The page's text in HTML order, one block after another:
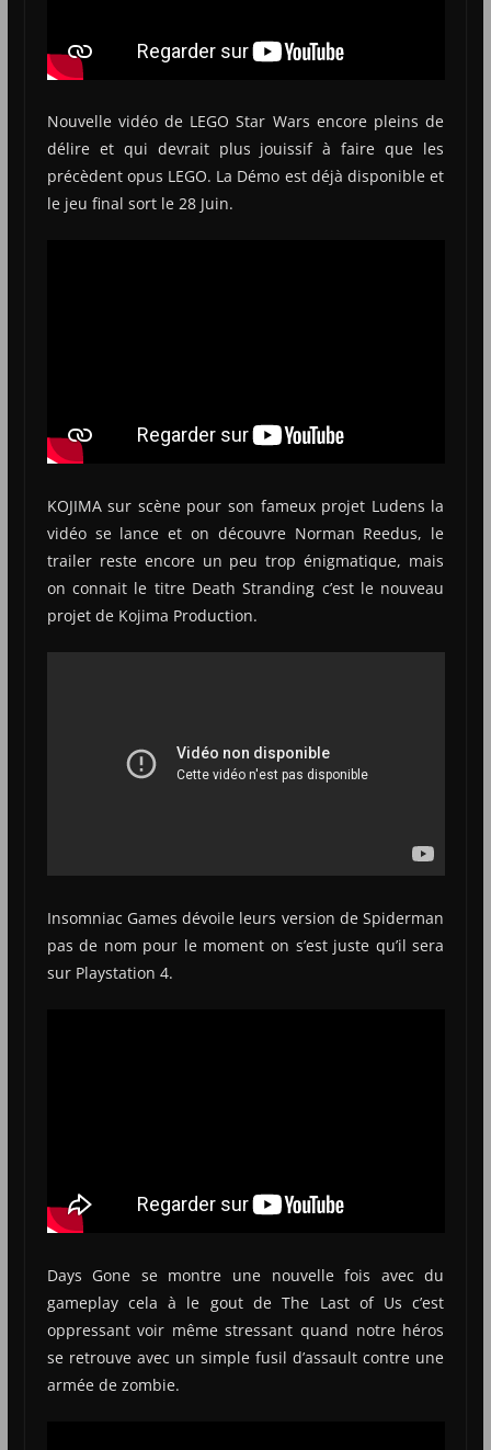
Nouvelle vidéo de LEGO Star Wars encore pleins de
délire et qui devrait plus jouissif à faire que les
précèdent opus LEGO. La Démo est déjà disponible et
le jeu final sort le 28 Juin.
KOJIMA sur scène pour son fameux projet Ludens la
vidéo se lance et on découvre Norman Reedus, le
trailer reste encore un peu trop énigmatique, mais
on connait le titre Death Stranding c’est le nouveau
projet de Kojima Production.
Insomniac Games dévoile leurs version de Spiderman
pas de nom pour le moment on s’est juste qu’il sera
sur Playstation 4.
Days Gone se montre une nouvelle fois avec du
gameplay cela à le gout de The Last of Us c’est
oppressant voir même stressant quand notre héros
se retrouve avec un simple fusil d’assault contre une
armée de zombie.